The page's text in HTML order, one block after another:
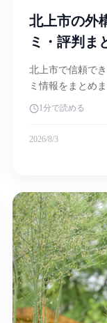
北上市の外
ミ・評判ま
北上市で信頼で
ミ情報をまとめま
1分で読める
2026/8/3